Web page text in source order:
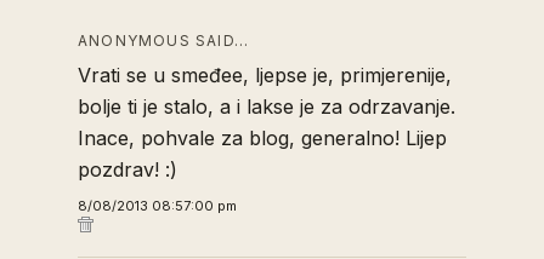
ANONYMOUS SAID…
Vrati se u smeđee, ljepse je, primjerenije,
bolje ti je stalo, a i lakse je za odrzavanje.
Inace, pohvale za blog, generalno! Lijep
pozdrav! :)
8/08/2013 08:57:00 pm